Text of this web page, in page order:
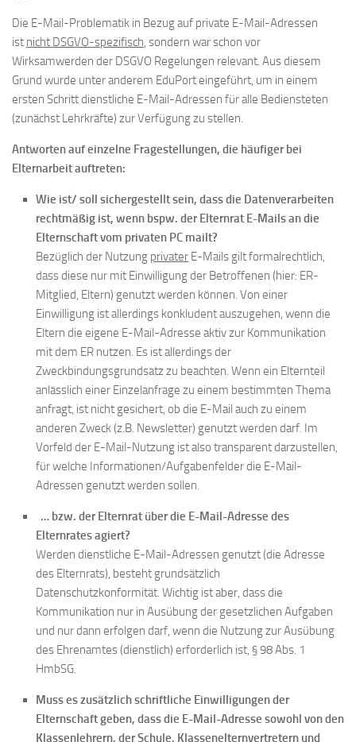
Die E-Mail-Problematik in Bezug auf private E-Mail-Adressen
ist nicht DSGVO-spezifisch, sondern war schon vor
Wirksamwerden der DSGVO Regelungen relevant. Aus diesem
Grund wurde unter anderem EduPort eingeführt, um in einem
ersten Schritt dienstliche E-Mail-Adressen für alle Bediensteten
(zunächst Lehrkräfte) zur Verfügung zu stellen.
Antworten auf einzelne Fragestellungen, die häufiger bei
Elternarbeit auftreten:
Wie ist/ soll sichergestellt sein, dass die Datenverarbeiten
rechtmäßig ist, wenn bspw. der Elternrat E-Mails an die
Elternschaft vom privaten PC mailt?
Bezüglich der Nutzung privater E-Mails gilt formalrechtlich,
dass diese nur mit Einwilligung der Betroffenen (hier: ER-
Mitglied, Eltern) genutzt werden können. Von einer
Einwilligung ist allerdings konkludent auszugehen, wenn die
Eltern die eigene E-Mail-Adresse aktiv zur Kommunikation
mit dem ER nutzen. Es ist allerdings der
Zweckbindungsgrundsatz zu beachten. Wenn ein Elternteil
anlässlich einer Einzelanfrage zu einem bestimmten Thema
anfragt, ist nicht gesichert, ob die E-Mail auch zu einem
anderen Zweck (z.B. Newsletter) genutzt werden darf. Im
Vorfeld der E-Mail-Nutzung ist also transparent darzustellen,
für welche Informationen/Aufgabenfelder die E-Mail-
Adressen genutzt werden sollen.
… bzw. der Elternrat über die E-Mail-Adresse des
Elternrates agiert?
Werden dienstliche E-Mail-Adressen genutzt (die Adresse
des Elternrats), besteht grundsätzlich
Datenschutzkonformität. Wichtig ist aber, dass die
Kommunikation nur in Ausübung der gesetzlichen Aufgaben
und nur dann erfolgen darf, wenn die Nutzung zur Ausübung
des Ehrenamtes (dienstlich) erforderlich ist, § 98 Abs. 1
HmbSG.
Muss es zusätzlich schriftliche Einwilligungen der
Elternschaft geben, dass die E-Mail-Adresse sowohl von den
Klassenlehrern, der Schule, Klassenelternvertretern und